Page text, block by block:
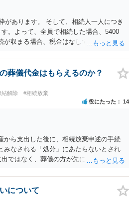
があります。 そして、相続人一人につき
。よって、全員で相続した場合、5400
が収まる場合、税金はなしです。 一人が
、全員で相続する方が税金はお得です。
し合いの結果、親がすべて相続と決める
も相続の非課税枠は、全員で相続した540
り、母が全部相続すると、母から三人
非課税枠となります。 そうすると、母が
す。 計画的に相続をするのがおすすめと
るのがおすすめと思います。
葬儀代金はもらえるのか？
結解除 #相続放棄
役にたった 14
から支出した後に、相続放棄申述の手続
みなされる「処分」にあたらないとされ
ではなく、葬儀の方が先に来るのが通常
ますが) ただ、葬儀費用ならいくらでもよ
相応の、社会的儀式として当然認められ
た方がよいです。 もし、相続人の皆さん
について